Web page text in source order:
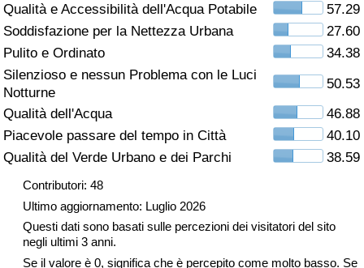
Qualità e Accessibilità dell'Acqua Potabile
57.29
Soddisfazione per la Nettezza Urbana
27.60
Pulito e Ordinato
34.38
Silenzioso e nessun Problema con le Luci
Notturne
50.53
Qualità dell'Acqua
46.88
Piacevole passare del tempo in Città
40.10
Qualità del Verde Urbano e dei Parchi
38.59
Contributori: 48
Ultimo aggiornamento: Luglio 2026
Questi dati sono basati sulle percezioni dei visitatori del sito
negli ultimi 3 anni.
Se il valore è 0, significa che è percepito come molto basso. Se
Indice dell’Assistenza Sanitaria
Indice dell’Assistenza Sanitaria per
Nazione
Inquinamento
Indice dell’Inquinamento (Corrente)
Indice di inquinamento
Indice dell’Inquinamento per Nazione